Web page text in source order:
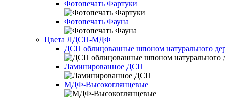
Фотопечать Фартуки
Фотопечать Фауна
Цвета ЛДСП-МДФ
ДСП облицованные шпоном натурального
Ламинированное ДСП
МДФ-Высокоглянцевые